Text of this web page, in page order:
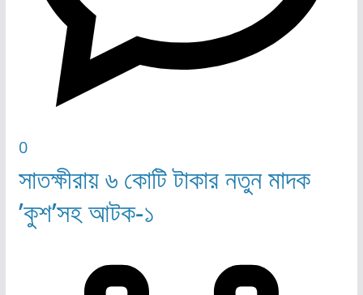
0
সাতক্ষীরায় ৬ কোটি টাকার নতুন মাদক
’কুশ’সহ আটক-১